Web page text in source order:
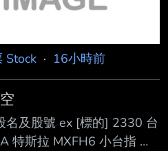
Stock · 16小時前
名及股號 ex [標的] 2330 台
特斯拉 MXFH6 小台指 空